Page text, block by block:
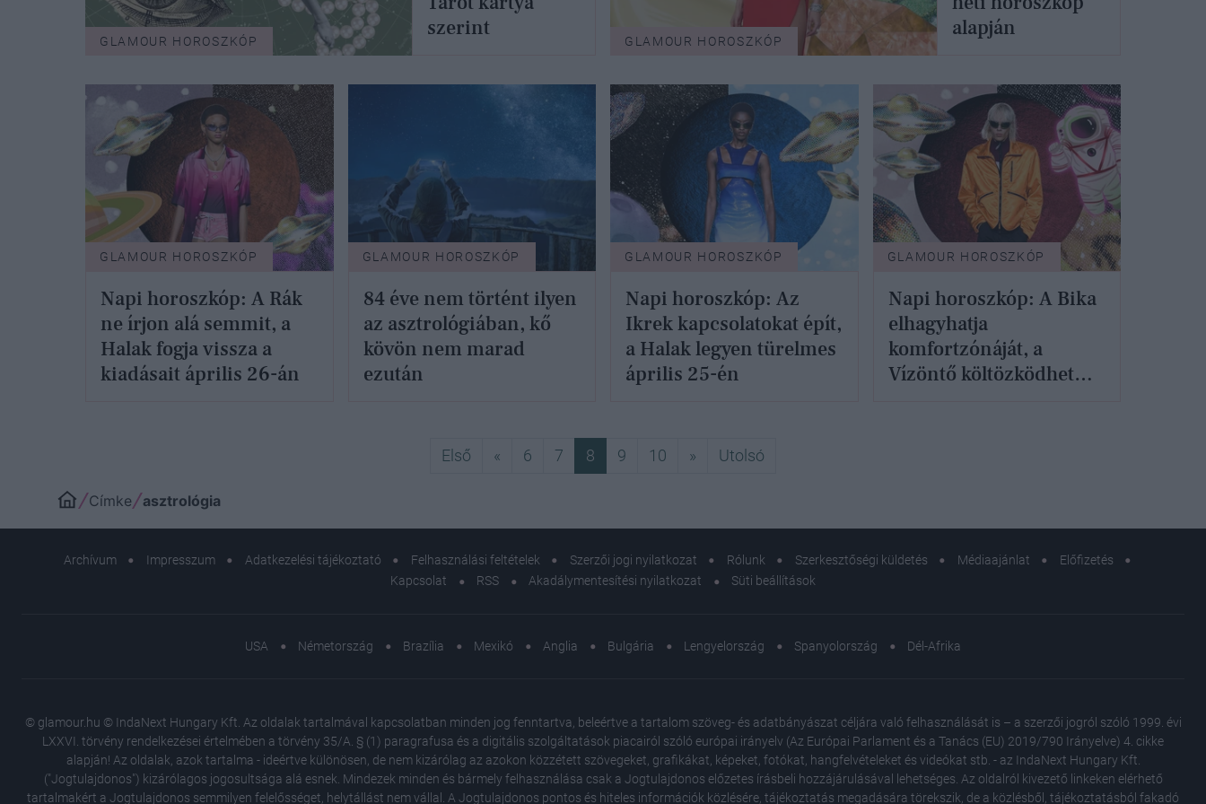
GLAMOUR HOROSZKÓP
szerint
GLAMOUR HOROSZKÓP
alapján
GLAMOUR HOROSZKÓP
Napi horoszkóp: A Rák
ne írjon alá semmit, a
Halak fogja vissza a
kiadásait április 26-án
GLAMOUR HOROSZKÓP
84 éve nem történt ilyen
az asztrológiában, kő
kövön nem marad
ezután
GLAMOUR HOROSZKÓP
Napi horoszkóp: Az
Ikrek kapcsolatokat épít,
a Halak legyen türelmes
április 25-én
GLAMOUR HOROSZKÓP
Napi horoszkóp: A Bika
elhagyhatja
komfortzónáját, a
Vízöntő költözködhet
Első Első
« Előző
6 7 8 9 10 » Következő
Utolsó
Címke asztrológia
Archívum Impresszum Adatkezelési tájékoztató Felhasználási feltételek Szerzői jogi nyilatkozat Rólunk Szerkesztőségi küldetés Médiaajánlat
Előfizetés
Kapcsolat
RSS Akadálymentesítési nyilatkozat Süti beállítások
USA Németország Brazília Mexikó Anglia Bulgária Lengyelország Spanyolország Dél-Afrika
© glamour.hu © IndaNext Hungary Kft. Az oldalak tartalmával kapcsolatban minden jog fenntartva, beleértve a tartalom szöveg- és adatbányászat céljára való felhasználását is – a szerzői jogról szóló 1999. évi
LXXVI. törvény rendelkezései értelmében a törvény 35/A. § (1) paragrafusa és a digitális szolgáltatások piacairól szóló európai irányelv (Az Európai Parlament és a Tanács (EU) 2019/790 Irányelve) 4. cikke
alapján! Az oldalak, azok tartalma - ideértve különösen, de nem kizárólag az azokon közzétett szövegeket, grafikákat, képeket, fotókat, hangfelvételeket és videókat stb. - az IndaNext Hungary Kft.
("Jogtulajdonos") kizárólagos jogosultsága alá esnek. Mindezek minden és bármely felhasználása csak a Jogtulajdonos előzetes írásbeli hozzájárulásával lehetséges. Az oldalról kivezető linkeken elérhető
tartalmakért a Jogtulajdonos semmilyen felelősséget, helytállást nem vállal. A Jogtulajdonos pontos és hiteles információk közlésére, tájékoztatás megadására törekszik, de a közlésből, tájékoztatásból fakadó